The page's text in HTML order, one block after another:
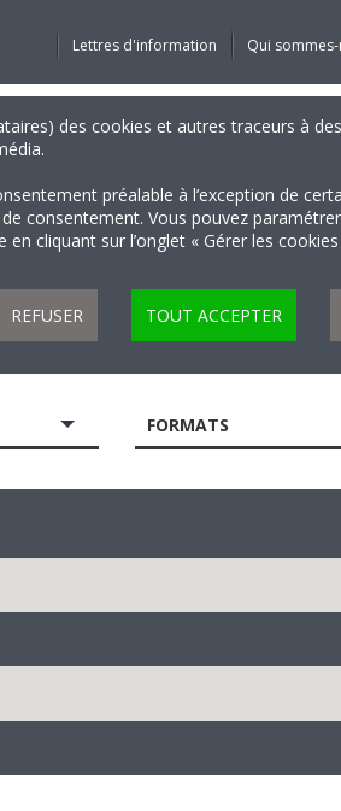
Lettres d'information Qui
des cookies et autres traceurs à
préalable à l’exception de
consentement. Vous pouvez
cliquant sur l’onglet « Gérer les
REFUSER TOUT ACCEPTER
FORMATS